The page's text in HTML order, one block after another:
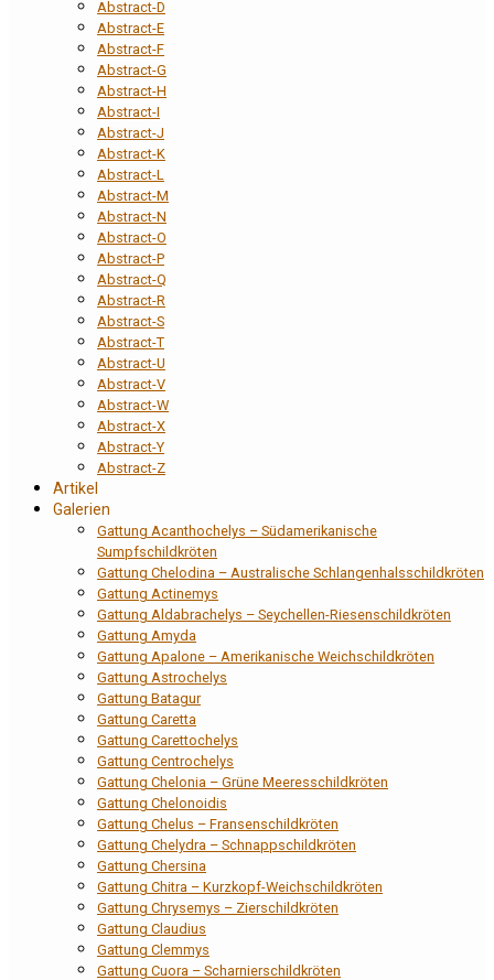
Abstract-D
Abstract-E
Abstract-F
Abstract-G
Abstract-H
Abstract-I
Abstract-J
Abstract-K
Abstract-L
Abstract-M
Abstract-N
Abstract-O
Abstract-P
Abstract-Q
Abstract-R
Abstract-S
Abstract-T
Abstract-U
Abstract-V
Abstract-W
Abstract-X
Abstract-Y
Abstract-Z
Artikel
Galerien
Gattung Acanthochelys – Südamerikanische
Sumpfschildkröten
Gattung Chelodina – Australische Schlangenhalsschildkröten
Gattung Actinemys
Gattung Aldabrachelys – Seychellen-Riesenschildkröten
Gattung Amyda
Gattung Apalone – Amerikanische Weichschildkröten
Gattung Astrochelys
Gattung Batagur
Gattung Caretta
Gattung Carettochelys
Gattung Centrochelys
Gattung Chelonia – Grüne Meeresschildkröten
Gattung Chelonoidis
Gattung Chelus – Fransenschildkröten
Gattung Chelydra – Schnappschildkröten
Gattung Chersina
Gattung Chitra – Kurzkopf-Weichschildkröten
Gattung Chrysemys – Zierschildkröten
Gattung Claudius
Gattung Clemmys
Gattung Cuora – Scharnierschildkröten